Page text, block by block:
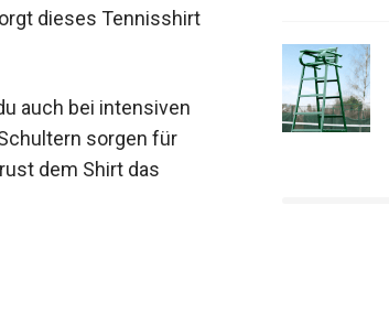
dieses Tennisshirt
auch bei intensiven
sorgen für
dem Shirt das